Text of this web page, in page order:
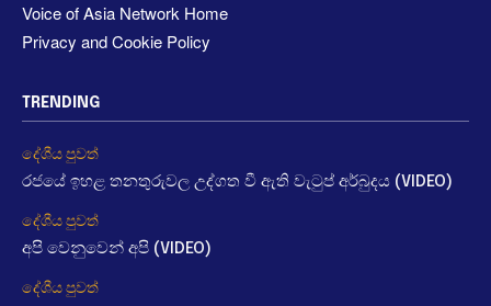
Voice of Asia Network Home
Privacy and Cookie Policy
TRENDING
දේශීය පුවත්
රජයේ ඉහළ තනතුරුවල උද්ගත වී ඇති වැටුප් අර්බුදය (VIDEO)
දේශීය පුවත්
අපි වෙනුවෙන් අපි (VIDEO)
දේශීය පුවත්